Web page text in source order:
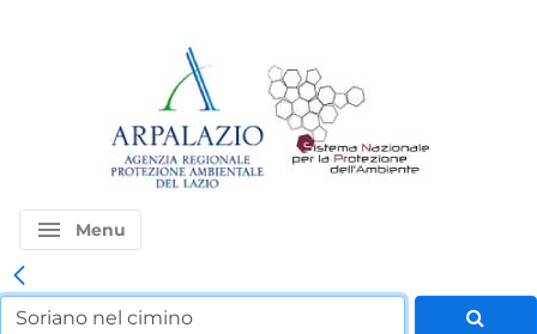
menu Menu